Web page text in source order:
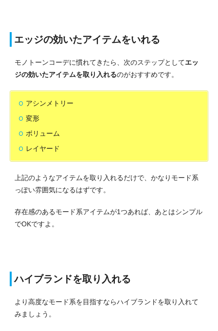
エッジの効いたアイテムをいれる
モノトーンコーデに慣れてきたら、次のステップとしてエッ
ジの効いたアイテムを取り入れるのがおすすめです。
アシンメトリー
変形
ボリューム
レイヤード
上記のようなアイテムを取り入れるだけで、かなりモード系
っぽい雰囲気になるはずです。
存在感のあるモード系アイテムが1つあれば、あとはシンプル
でOKですよ。
ハイブランドを取り入れる
より高度なモード系を目指すならハイブランドを取り入れて
みましょう。